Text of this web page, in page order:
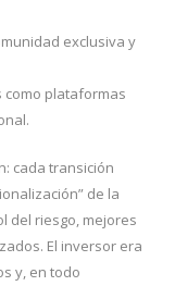
exclusiva y
como plataformas
cada transición
de la
del riesgo, mejores
El inversor era
y, en todo